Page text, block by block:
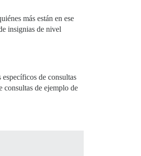
más están en ese
insignias de nivel
de consultas
consultas de ejemplo de